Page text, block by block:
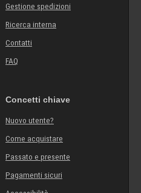
Gestione spedizioni
Ricerca interna
Contatti
FAQ
Concetti chiave
Nuovo utente?
Come acquistare
Passato e presente
Pagamenti sicuri